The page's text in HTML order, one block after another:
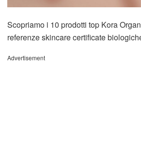
Scopriamo i 10 prodotti top Kora
referenze skincare certificate
Advertisement